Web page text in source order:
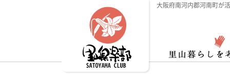
大阪府南河内郡河南町が